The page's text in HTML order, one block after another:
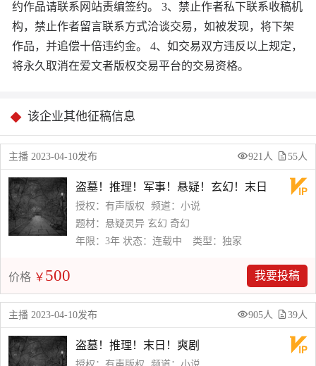
约作品请联系网站责编签约。 3、禁止作者私下联系收稿机
构，禁止作者留言联系方式洽谈交易，如被发现，将下架
作品，并追偿十倍违约金。 4、如交易双方违反以上规定，
将永久取消在爱文者版权交易平台的交易资格。
该企业其他征稿信息
主播 2023-04-10发布 921人 55人
盗墓！推理！军事！悬疑！玄幻！末日
授权：有声版权
频道：小说
题材：悬疑灵异 玄幻 奇幻
年限：3年 状态：连载中 类型：独家
价格 ￥ 500 我要投稿
主播 2023-04-10发布 905人 39人
盗墓！推理！末日！爽剧